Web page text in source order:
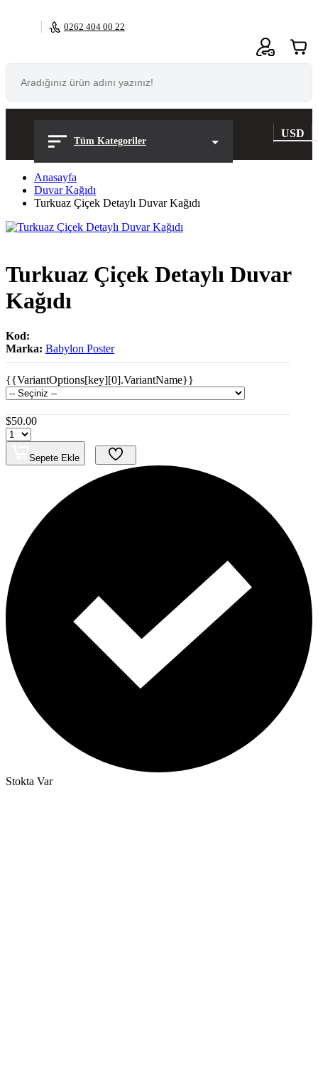
0262 404 00 22
0
Tüm Kategoriler
USD
Anasayfa
Duvar Kağıdı
Turkuaz Çiçek Detaylı Duvar Kağıdı
Turkuaz Çiçek Detaylı Duvar
Kağıdı
Kod:
Marka: Babylon Poster
{{VariantOptions[key][0].VariantName}}
$50.00
Sepete Ekle
Stokta Var